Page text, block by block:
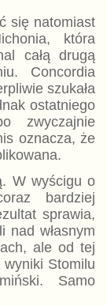
się natomiast
która
całą drugą
Concordia
szukała
ostatniego
zwyczajnie
oznacza, że
W wyścigu o
bardziej
sprawia,
nad własnym
ale od tej
Stomilu
Samo